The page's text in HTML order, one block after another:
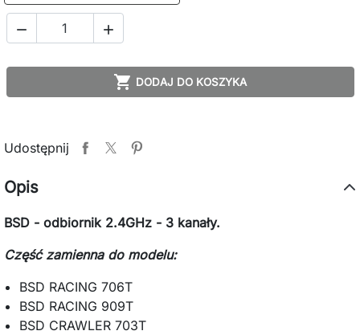
 
 DODAJ DO KOSZYKA
Udostępnij
Opis
BSD - odbiornik 2.4GHz - 3 kanały.
Część zamienna do modelu:
BSD RACING 706T
BSD RACING 909T
BSD CRAWLER 703T